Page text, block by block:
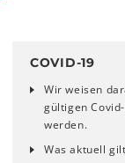
COVID-19
Wir weisen
gültigen
werden.
Was aktuell